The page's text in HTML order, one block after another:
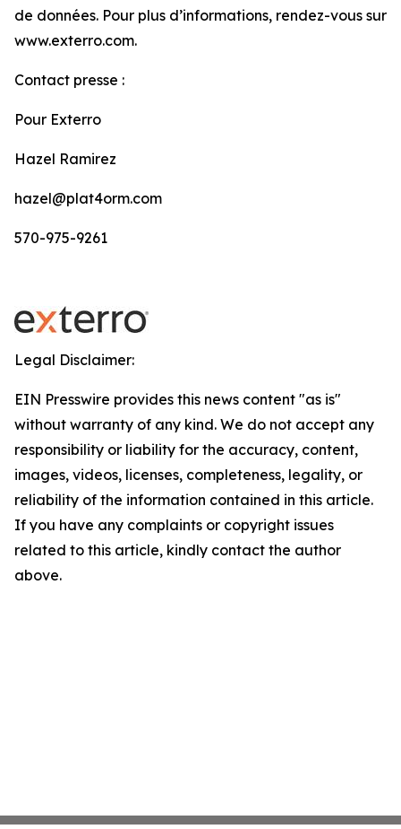
de données. Pour plus d’informations, rendez-vous sur
www.exterro.com.
Contact presse :
Pour Exterro
Hazel Ramirez
hazel@plat4orm.com
570-975-9261
Legal Disclaimer:
EIN Presswire provides this news content "as is"
without warranty of any kind. We do not accept any
responsibility or liability for the accuracy, content,
images, videos, licenses, completeness, legality, or
reliability of the information contained in this article.
If you have any complaints or copyright issues
related to this article, kindly contact the author
above.